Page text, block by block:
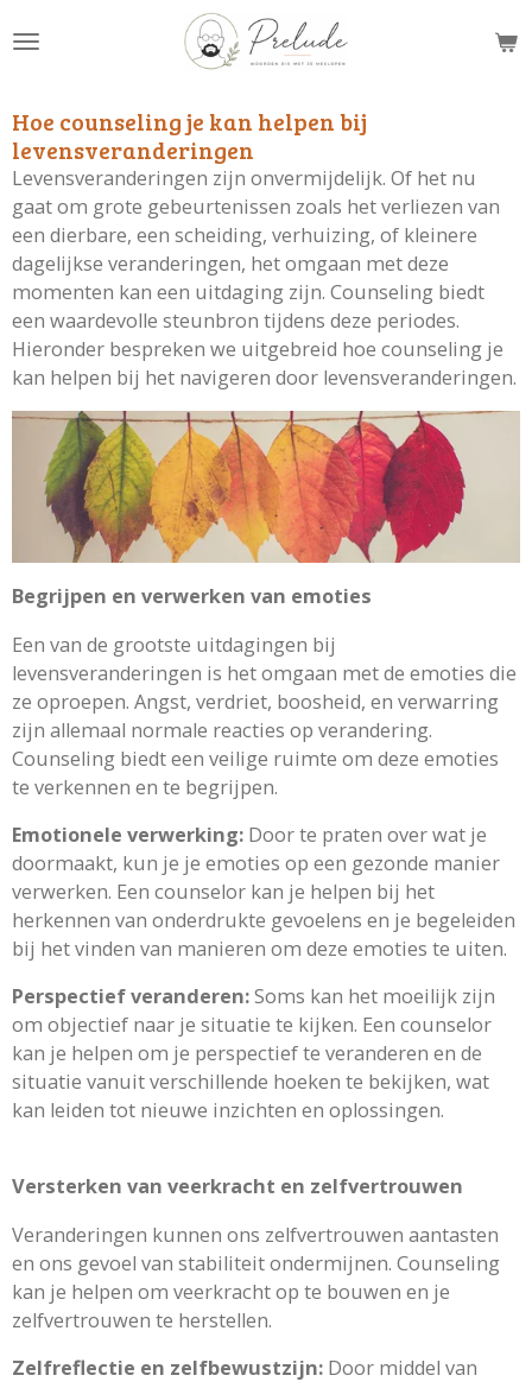
direct
de
hoofdinhoud
Hoe counseling je kan helpen bij
levensveranderingen
Levensveranderingen zijn onvermijdelijk. Of het nu
gaat om grote gebeurtenissen zoals het verliezen van
een dierbare, een scheiding, verhuizing, of kleinere
dagelijkse veranderingen, het omgaan met deze
momenten kan een uitdaging zijn. Counseling biedt
een waardevolle steunbron tijdens deze periodes.
Hieronder bespreken we uitgebreid hoe counseling je
kan helpen bij het navigeren door levensveranderingen.
Begrijpen en verwerken van emoties
Een van de grootste uitdagingen bij
levensveranderingen is het omgaan met de emoties die
ze oproepen. Angst, verdriet, boosheid, en verwarring
zijn allemaal normale reacties op verandering.
Counseling biedt een veilige ruimte om deze emoties
te verkennen en te begrijpen.
Emotionele verwerking: Door te praten over wat je
doormaakt, kun je je emoties op een gezonde manier
verwerken. Een counselor kan je helpen bij het
herkennen van onderdrukte gevoelens en je begeleiden
bij het vinden van manieren om deze emoties te uiten.
Perspectief veranderen:Soms kan het moeilijk zijn
om objectief naar je situatie te kijken. Een counselor
kan je helpen om je perspectief te veranderen en de
situatie vanuit verschillende hoeken te bekijken, wat
kan leiden tot nieuwe inzichten en oplossingen.
Versterken van veerkracht en zelfvertrouwen
Veranderingen kunnen ons zelfvertrouwen aantasten
en ons gevoel van stabiliteit ondermijnen. Counseling
kan je helpen om veerkracht op te bouwen en je
zelfvertrouwen te herstellen.
Zelfreflectie en zelfbewustzijn: Door middel van